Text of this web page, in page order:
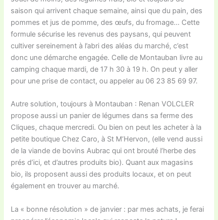
saison qui arrivent chaque semaine, ainsi que du pain, des
pommes et jus de pomme, des œufs, du fromage… Cette
formule sécurise les revenus des paysans, qui peuvent
cultiver sereinement à l’abri des aléas du marché, c’est
donc une démarche engagée. Celle de Montauban livre au
camping chaque mardi, de 17 h 30 à 19 h. On peut y aller
pour une prise de contact, ou appeler au 06 23 85 69 97.
Autre solution, toujours à Montauban : Renan VOLCLER
propose aussi un panier de légumes dans sa ferme des
Cliques, chaque mercredi. Ou bien on peut les acheter à la
petite boutique Chez Caro, à St M’Hervon, (elle vend aussi
de la viande de bovins Aubrac qui ont brouté l’herbe des
prés d’ici, et d’autres produits bio). Quant aux magasins
bio, ils proposent aussi des produits locaux, et on peut
également en trouver au marché.
La « bonne résolution » de janvier : par mes achats, je ferai